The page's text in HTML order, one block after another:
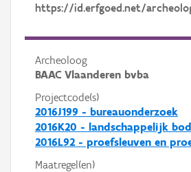
https://id.erfgoed.net/
Archeoloog
BAAC Vlaanderen bvba
Projectcode(s)
2016J199 - bureauonderzoek
2016K20 - landschappelijk
2016L92 - proefsleuven en
Maatregel(en)